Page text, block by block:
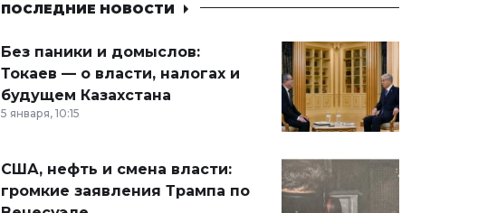
ПОСЛЕДНИЕ НОВОСТИ
Без паники и домыслов:
Токаев — о власти, налогах и
будущем Казахстана
5 января, 10:15
США, нефть и смена власти:
громкие заявления Трампа по